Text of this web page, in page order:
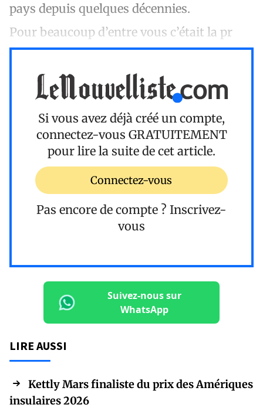
pays depuis quelques décennies.
Pour beaucoup d’entre vous c’était la pr
Si vous avez déjà créé un compte,
connectez-vous GRATUITEMENT
pour lire la suite de cet article.
Connectez-vous
Pas encore de compte ? Inscrivez-
vous
Suivez-nous sur
WhatsApp
LIRE AUSSI
Kettly Mars finaliste du prix des Amériques
insulaires 2026